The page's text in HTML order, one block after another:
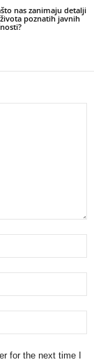
nas zanimaju detalji
poznatih javnih
for the next time I